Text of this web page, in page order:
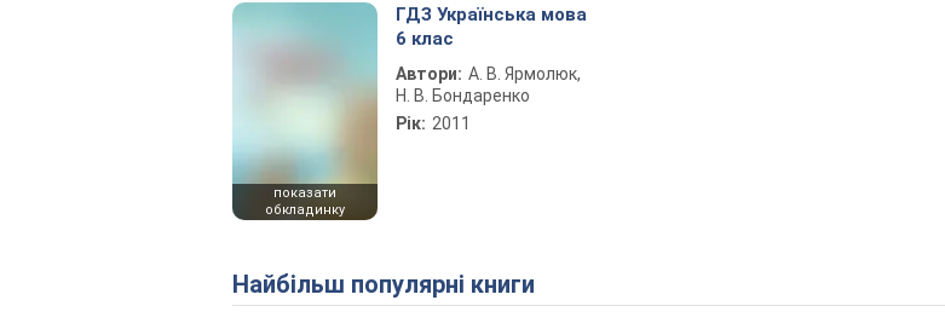
показати
обкладинку
ГДЗ Українська мова
6 клас
Автори: А. В. Ярмолюк,
Н. В. Бондаренко
Рік: 2011
Найбільш популярні книги